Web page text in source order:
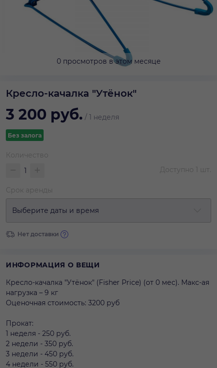
0 просмотров в этом месяце
Кресло-качалка "Утёнок"
3 200 руб. / 1 неделя
Без залога
Количество
Доступно 1 шт.
Срок аренды
Выберите даты и время
Нет доставки
ИНФОРМАЦИЯ О ВЕЩИ
Кресло-качалка "Утёнок" (Fisher Рrice) (от 0 мес). Макс-ая
нагрузка – 9 кг
Оценочная стоимость: 3200 руб
Прокат:
1 неделя - 250 руб.
2 недели - 350 руб.
3 недели - 450 руб.
4 недели - 550 руб.